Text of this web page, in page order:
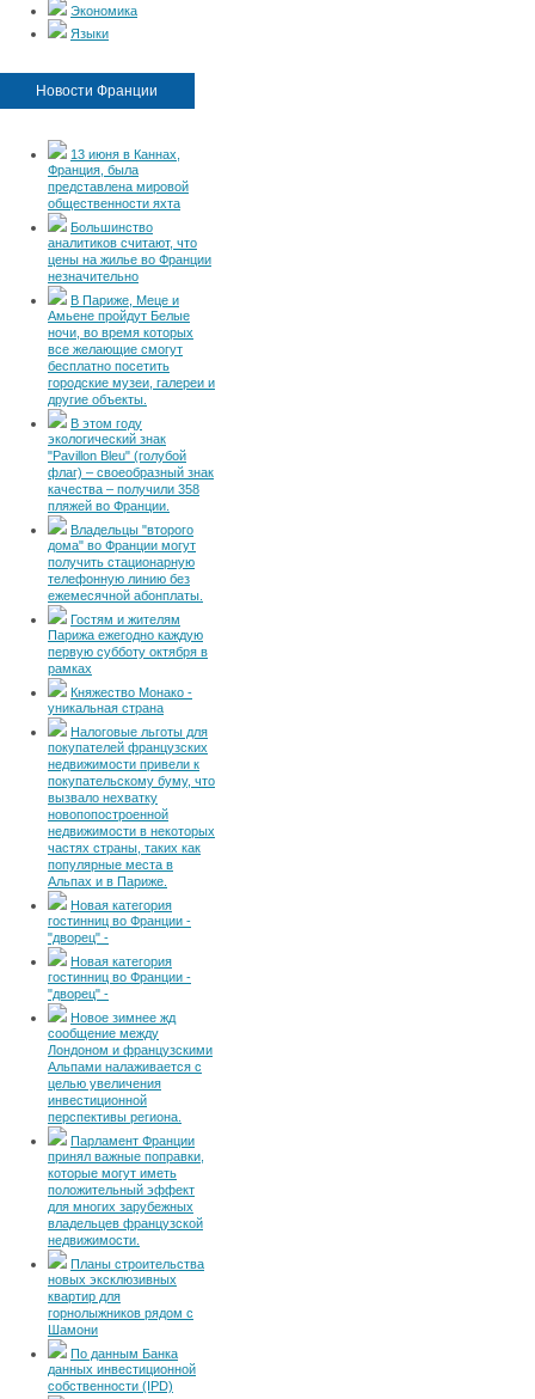
Экономика
Языки
Новости Франции
13 июня в Каннах,
Франция, была
представлена мировой
общественности яхта
Большинство
аналитиков считают, что
цены на жилье во Франции
незначительно
В Париже, Меце и
Амьене пройдут Белые
ночи, во время которых
все желающие смогут
бесплатно посетить
городские музеи, галереи и
другие объекты.
В этом году
экологический знак
"Pavillon Bleu" (голубой
флаг) – своеобразный знак
качества – получили 358
пляжей во Франции.
Владельцы "второго
дома" во Франции могут
получить стационарную
телефонную линию без
ежемесячной абонплаты.
Гостям и жителям
Парижа ежегодно каждую
первую субботу октября в
рамках
Княжество Монако -
уникальная страна
Налоговые льготы для
покупателей французских
недвижимости привели к
покупательскому буму, что
вызвало нехватку
новопопостроенной
недвижимости в некоторых
частях страны, таких как
популярные места в
Альпах и в Париже.
Новая категория
гостинниц во Франции -
"дворец" -
Новая категория
гостинниц во Франции -
"дворец" -
Новое зимнее жд
сообщение между
Лондоном и французскими
Альпами налаживается с
целью увеличения
инвестиционной
перспективы региона.
Парламент Франции
принял важные поправки,
которые могут иметь
положительный эффект
для многих зарубежных
владельцев французской
недвижимости.
Планы строительства
новых эксклюзивных
квартир для
горнолыжников рядом с
Шамони
По данным Банка
данных инвестиционной
собственности (IPD)